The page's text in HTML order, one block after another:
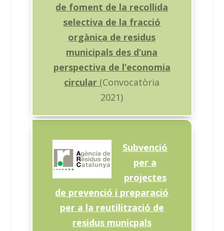
de foment de la recollida
selectiva de la fracció
orgànica de residus
municipals des d’una
perspectiva de l’economia
circular (Convocatòria
2021)
Subvenció
per a
projectes
de prevenció i preparació
per a la reutilització de
residus municpals